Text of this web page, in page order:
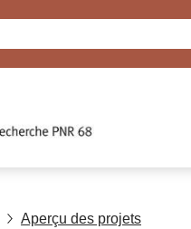
Aperçu des projets